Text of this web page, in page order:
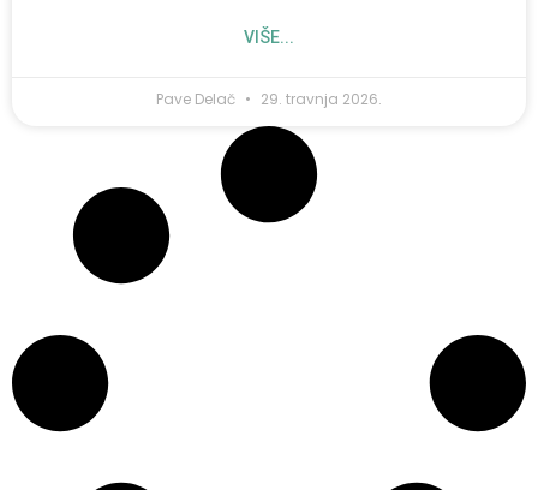
VIŠE...
Pave Delač 29. travnja 2026.